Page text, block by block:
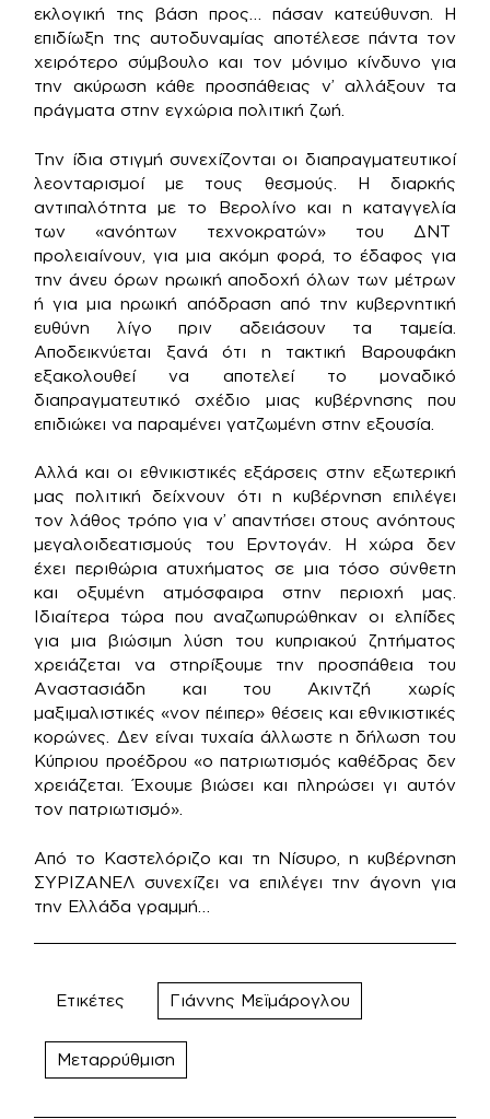
εκλογική της βάση προς… πάσαν κατεύθυνση. Η
επιδίωξη της αυτοδυναμίας αποτέλεσε πάντα τον
χειρότερο σύμβουλο και τον μόνιμο κίνδυνο για
την ακύρωση κάθε προσπάθειας ν’ αλλάξουν τα
πράγματα στην εγχώρια πολιτική ζωή.
Την ίδια στιγμή συνεχίζονται οι διαπραγματευτικοί
λεονταρισμοί με τους θεσμούς. Η διαρκής
αντιπαλότητα με το Βερολίνο και η καταγγελία
των «ανόητων τεχνοκρατών» του ΔΝΤ
προλειαίνουν, για μια ακόμη φορά, το έδαφος για
την άνευ όρων ηρωική αποδοχή όλων των μέτρων
ή για μια ηρωική απόδραση από την κυβερνητική
ευθύνη λίγο πριν αδειάσουν τα ταμεία.
Αποδεικνύεται ξανά ότι η τακτική Βαρουφάκη
εξακολουθεί να αποτελεί το μοναδικό
διαπραγματευτικό σχέδιο μιας κυβέρνησης που
επιδιώκει να παραμένει γατζωμένη στην εξουσία.
Αλλά και οι εθνικιστικές εξάρσεις στην εξωτερική
μας πολιτική δείχνουν ότι η κυβέρνηση επιλέγει
τον λάθος τρόπο για ν’ απαντήσει στους ανόητους
μεγαλοιδεατισμούς του Ερντογάν. Η χώρα δεν
έχει περιθώρια ατυχήματος σε μια τόσο σύνθετη
και οξυμένη ατμόσφαιρα στην περιοχή μας.
Ιδιαίτερα τώρα που αναζωπυρώθηκαν οι ελπίδες
για μια βιώσιμη λύση του κυπριακού ζητήματος
χρειάζεται να στηρίξουμε την προσπάθεια του
Αναστασιάδη και του Ακιντζή χωρίς
μαξιμαλιστικές «νον πέιπερ» θέσεις και εθνικιστικές
κορώνες. Δεν είναι τυχαία άλλωστε η δήλωση του
Κύπριου προέδρου «ο πατριωτισμός καθέδρας δεν
χρειάζεται. Έχουμε βιώσει και πληρώσει γι αυτόν
τον πατριωτισμό».
Από το Καστελόριζο και τη Νίσυρο, η κυβέρνηση
ΣΥΡΙΖΑΝΕΛ συνεχίζει να επιλέγει την άγονη για
την Ελλάδα γραμμή…
Ετικέτες Γιάννης Μεϊμάρογλου
Μεταρρύθμιση